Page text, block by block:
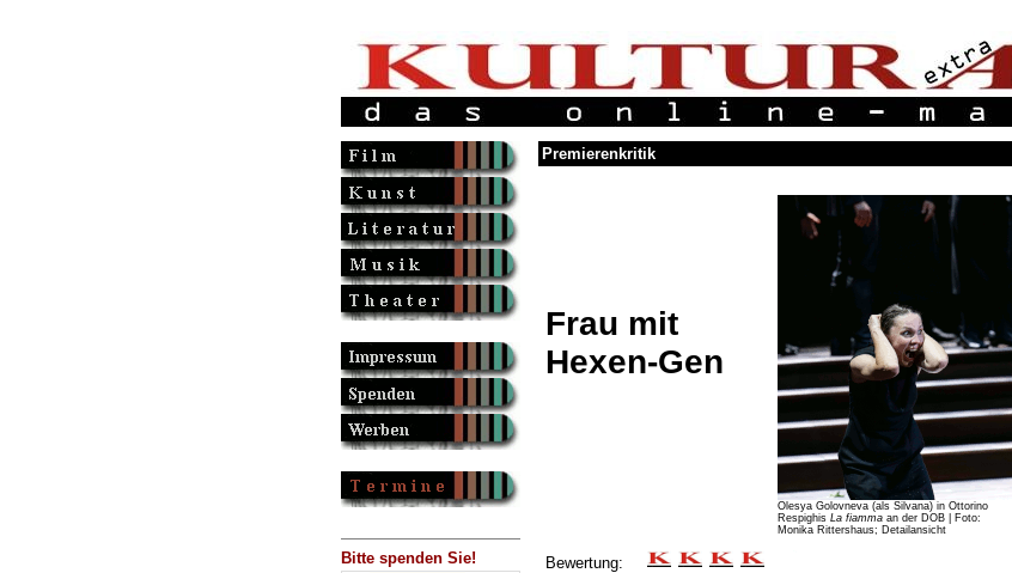
Bitte spenden Sie!
Premierenkritik
Frau mit
Hexen-Gen
Olesya Golovneva (als Silvana) in Ottorino
Respighis La fiammaan der DOB | Foto:
Monika Rittershaus; Detailansicht
Bewertung: